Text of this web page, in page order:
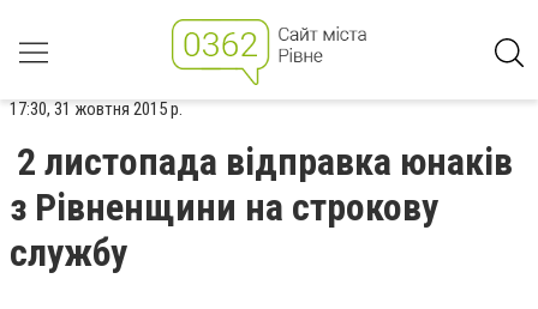
17:30, 31 жовтня 2015 р.
2 листопада відправка юнаків
з Рівненщини на строкову
службу